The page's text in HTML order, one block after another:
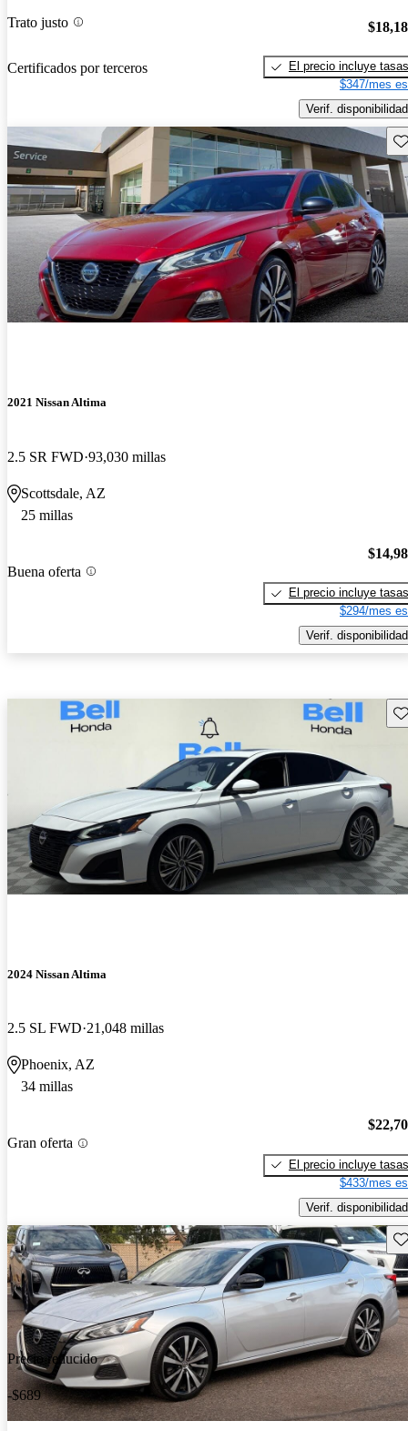
Trato justo
Certificados por terceros
El precio incluye tasas
$347/mes
Verif. disponibilidad
2021 Nissan Altima
2.5 SR FWD 93,030 millas
Scottsdale, AZ
25 millas
Buena oferta
El precio incluye tasas
$294/mes
Verif. disponibilidad
2024 Nissan Altima
2.5 SL FWD 21,048 millas
Phoenix, AZ
34 millas
Gran oferta
El precio incluye tasas
$433/mes
Verif. disponibilidad
Precio reducido
-$689